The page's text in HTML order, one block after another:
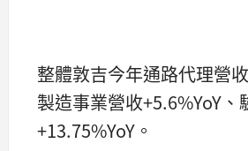
整體敦吉今年通路代理營
製造事業營收+5.6%YoY、
+13.75%YoY。